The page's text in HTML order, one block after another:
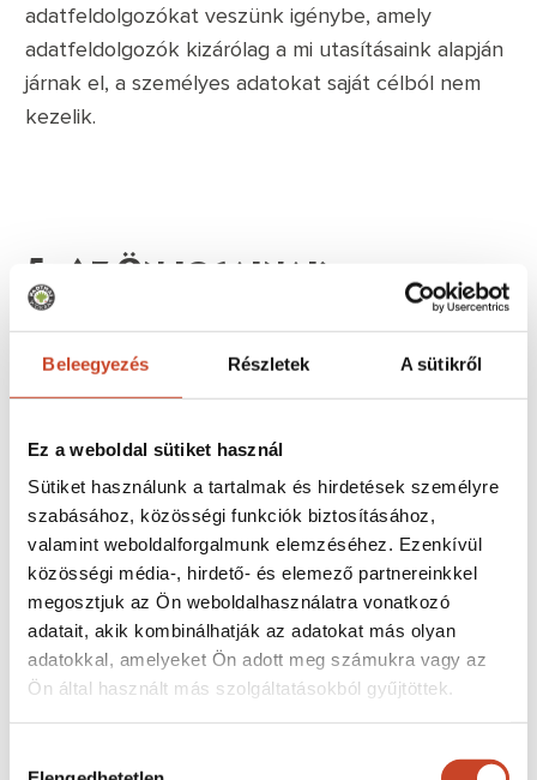
Beleegyezés Részletek A sütikről
Ez a weboldal sütiket használ
Sütiket használunk a tartalmak és hirdetések személyre
szabásához, közösségi funkciók biztosításához,
valamint weboldalforgalmunk elemzéséhez. Ezenkívül
közösségi média-, hirdető- és elemező partnereinkkel
megosztjuk az Ön weboldalhasználatra vonatkozó
adatait, akik kombinálhatják az adatokat más olyan
adatokkal, amelyeket Ön adott meg számukra vagy az
Ön által használt más szolgáltatásokból gyűjtöttek.
adatfeldolgozókat veszünk igénybe, amely
adatfeldolgozók kizárólag a mi utasításaink alapján
járnak el, a személyes adatokat saját célból nem
kezelik.
5. Az Ön jogainak
érvényesítése
Ön jogosult érintetti jogaival élni a
Társaságinfo@padthaiwokbar.come-mail címére írt
Az Adatkezelő az Ön személyes adat kezelésre
vonatkozó kérelemének teljesítése esetén, az Ön
jelen Adatkezelési tájékoztató szerinti azonosítását
elvégzi, és az Ön kérelmének/kérésének az
Adatkezelő kizárólag az Ön megfelelő szintű
azonosítását követően jogosult eleget tenni.